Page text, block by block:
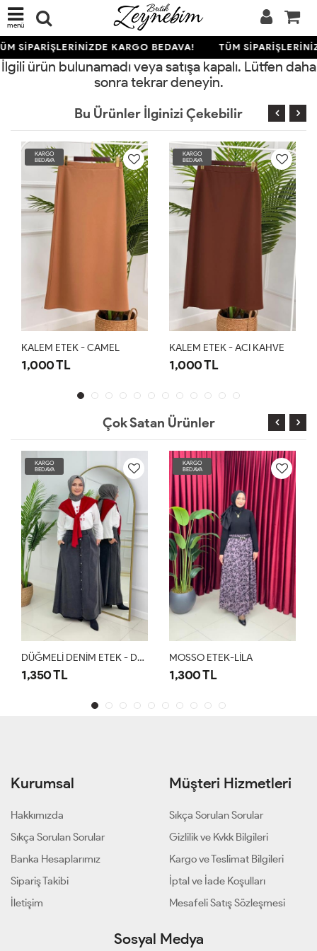
menü
SİPARİŞLERİNİZDE KARGO BEDAVA! TÜM
İlgili ürün bulunamadı veya satışa kapalı. Lütfen daha
sonra tekrar deneyin.
Bu Ürünler İlginizi Çekebilir
ETEK - CAMEL
TL
KARGO
BEDAVA
KALEM ETEK - ACI KAHVE
1,000 TL
Çok Satan Ürünler
KARGO
BEDAVA
DÜĞMELİ DENİM ETEK - DUMAN
1,350 TL
KARGO
BEDAVA
MOSSO ETEK-LİLA
1,300 TL
Kurumsal
Hakkımızda
Sıkça Sorulan Sorular
Banka Hesaplarımız
Sipariş Takibi
İletişim
Müşteri Hizmetleri
Sıkça Sorulan Sorular
Gizlilik ve Kvkk Bilgileri
Kargo ve Teslimat Bilgileri
İptal ve İade Koşulları
Mesafeli Satış Sözleşmesi
Sosyal Medya